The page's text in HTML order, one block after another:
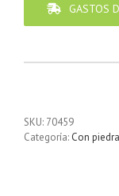
GASTOS
diseño
circulo
SKU: 70459
Categoría: Con